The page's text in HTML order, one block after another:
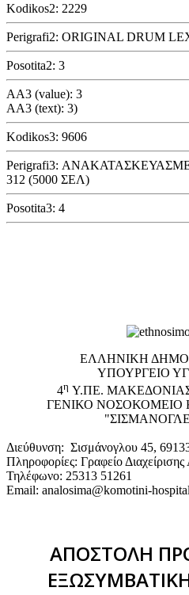
Kodikos2: 2229
Perigrafi2: ORIGINAL DRUM
Posotita2: 3
AA3 (value): 3
AA3 (text): 3)
Kodikos3: 9606
Perigrafi3:
312 (5000 ΣΕΛ)
Posotita3: 4
EΛΛΗΝΙΚΗ
ΥΠΟΥΡΓΕΙΟ
4η Υ.ΠΕ.
ΓΕΝΙΚΟ
Διεύθυνση: Σισμάνογλου 45,
Πληροφορίες: Γραφείο
Τηλέφωνο: 25313 51261
Email: analosima@komotini-
ΑΠΟΣΤΟΛΗ